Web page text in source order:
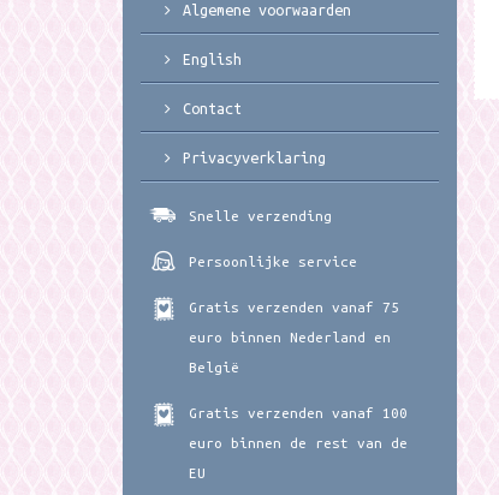
Algemene voorwaarden
English
Contact
Privacyverklaring
Snelle verzending
Persoonlijke service
Gratis verzenden vanaf 75
euro binnen Nederland en
België
Gratis verzenden vanaf 100
euro binnen de rest van de
EU